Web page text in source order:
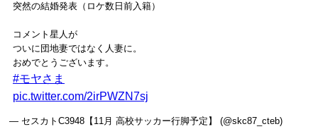
突然の結婚発表（ロケ数日前入籍）
コメント星人が
ついに団地妻ではなく人妻に。
おめでとうございます。
#モヤさま
pic.twitter.com/2irPWZN7sj
— セスカトC3948【11月 高校サッカー行脚予定】 (@skc87_cteb)